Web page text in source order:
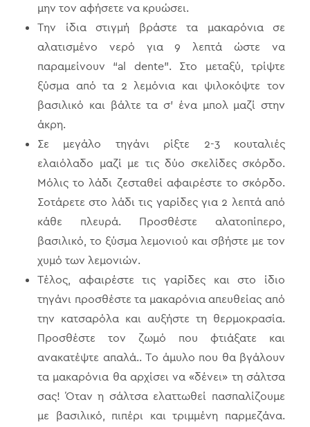
μην τον αφήσετε να κρυώσει.
Την ίδια στιγμή βράστε τα μακαρόνια σε
αλατισμένο νερό για 9 λεπτά ώστε να
παραμείνουν “al dente”. Στο μεταξύ, τρίψτε
ξύσμα από τα 2 λεμόνια και ψιλοκόψτε τον
βασιλικό και βάλτε τα σ’ ένα μπολ μαζί στην
άκρη.
Σε μεγάλο τηγάνι ρίξτε 2-3 κουταλιές
ελαιόλαδο μαζί με τις δύο σκελίδες σκόρδο.
Μόλις το λάδι ζεσταθεί αφαιρέστε το σκόρδο.
Σοτάρετε στο λάδι τις γαρίδες για 2 λεπτά από
κάθε πλευρά. Προσθέστε αλατοπίπερο,
βασιλικό, το ξύσμα λεμονιού και σβήστε με τον
χυμό των λεμονιών.
Τέλος, αφαιρέστε τις γαρίδες και στο ίδιο
τηγάνι προσθέστε τα μακαρόνια απευθείας από
την κατσαρόλα και αυξήστε τη θερμοκρασία.
Προσθέστε τον ζωμό που φτιάξατε και
ανακατέψτε απαλά.. Το άμυλο που θα βγάλουν
τα μακαρόνια θα αρχίσει να «δένει» τη σάλτσα
σας! Όταν η σάλτσα ελαττωθεί πασπαλίζουμε
με βασιλικό, πιπέρι και τριμμένη παρμεζάνα.